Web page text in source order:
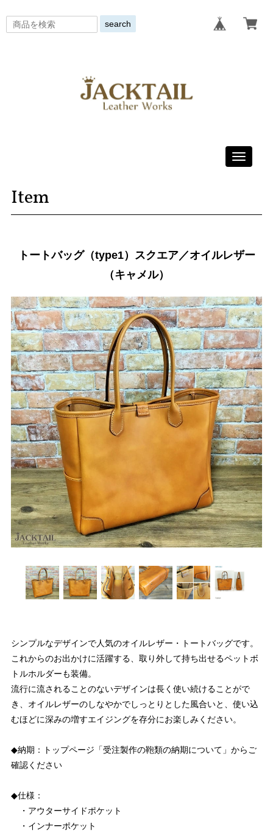
search
Toggle
Item
トートバッグ（type1）スクエア／オイルレザー
（キャメル）
シンプルなデザインで人気のオイルレザー・トートバッグです。
これからのお出かけに活躍する、取り外して持ち出せるペットボ
トルホルダーも装備。
流行に流されることのないデザインは長く使い続けることがで
き、オイルレザーのしなやかでしっとりとした風合いと、使い込
むほどに深みの増すエイジングを存分にお楽しみください。
◆納期：トップページ「受注製作の鞄類の納期について」からご
確認ください
◆仕様：
・アウターサイドポケット
・インナーポケット